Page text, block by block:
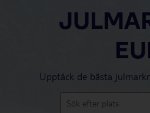
Upptäck de bästa